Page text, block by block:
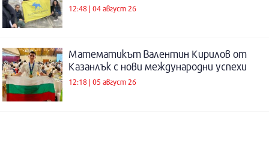
12:48 | 04 август 26
Математикът Валентин Кирилов от
Казанлък с нови международни успехи
12:18 | 05 август 26